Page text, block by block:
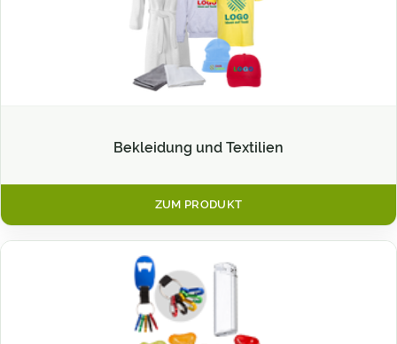
Bekleidung und Textilien
ZUM PRODUKT